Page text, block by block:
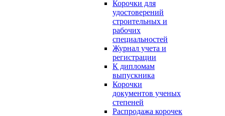
Корочки для
удостоверений
строительных и
рабочих
специальностей
Журнал учета и
регистрации
К дипломам
выпускника
Корочки
документов ученых
степеней
Распродажа корочек